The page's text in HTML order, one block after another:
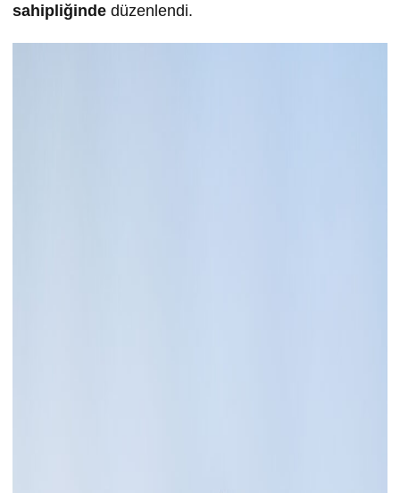
sahipliğinde düzenlendi.